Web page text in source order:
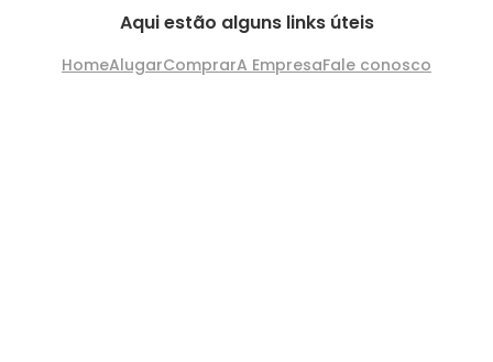
Aqui estão alguns links úteis
HomeAlugarComprarA EmpresaFale conosco